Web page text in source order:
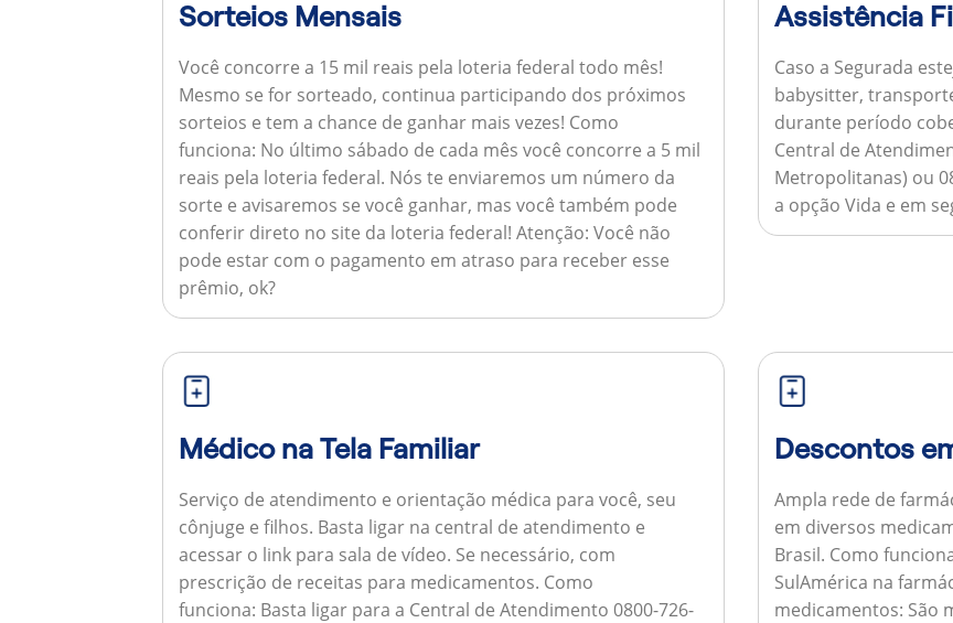
Sorteios Mensais
Você concorre a 15 mil reais pela loteria federal todo mês!
Mesmo se for sorteado, continua participando dos próximos
sorteios e tem a chance de ganhar mais vezes! Como
funciona: No último sábado de cada mês você concorre a 5 mil
reais pela loteria federal. Nós te enviaremos um número da
sorte e avisaremos se você ganhar, mas você também pode
conferir direto no site da loteria federal!Atenção: Você não
pode estar com o pagamento em atraso para receber esse
prêmio, ok?
Assistência
Caso a Segurada
babysitter,
durante período
Central de
Metropolitanas) ou
a opção Vida e em
Médico na Tela Familiar
Serviço de atendimento e orientação médica para você, seu
cônjuge e filhos. Basta ligar na central de atendimento e
acessar o link para sala de vídeo. Se necessário, com
prescrição de receitas para medicamentos. Como
funciona: Basta ligar para a Central de Atendimento 0800-726-
Descontos
Ampla rede de
em diversos
Brasil. Como
SulAmérica na
medicamentos: São